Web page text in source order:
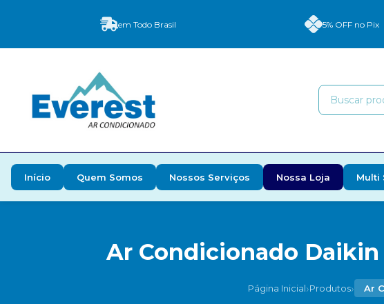
em Todo Brasil 5% OFF no Pix
Início Quem Somos Nossos Serviços Nossa Loja Multi
Ar Condicionado Daikin
Página Inicial›Produtos› Ar